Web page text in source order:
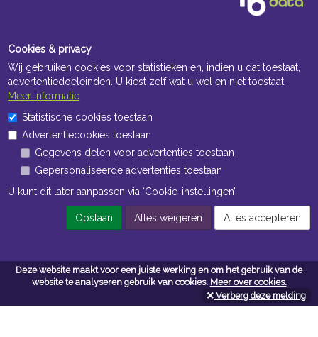
Deze website maakt voor een juiste werking en om het gebruik van de
website te analyseren gebruik van cookies. Meer over cookies.
Verberg deze melding
Openingstijden Kantoor
Openingstijden Magazijn
Navigatie
Algemene voorwaarden
Privacy
Cookies & privacy
Wij gebruiken cookies voor statistieken en, indien u dat toestaat,
advertentiedoeleinden. U kiest zelf wat u wel en niet toestaat.
Meer informatie
Statistische cookies toestaan
Advertentiecookies toestaan
Gegevens delen voor advertenties toestaan
Gepersonaliseerde advertenties toestaan
U kunt dit later aanpassen via ‘Cookie-instellingen’.
Opslaan Alles weigeren Alles accepteren